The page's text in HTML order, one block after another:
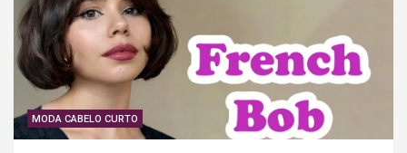
P
o
s
MODA CABELO CURTO